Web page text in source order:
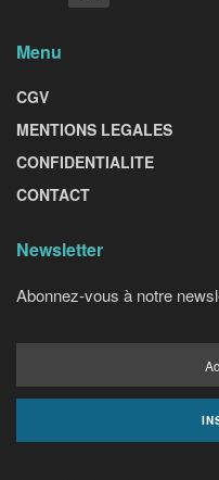
Menu
CGV
MENTIONS LEGALES
CONFIDENTIALITE
CONTACT
Newsletter
Abonnez-vous à notre